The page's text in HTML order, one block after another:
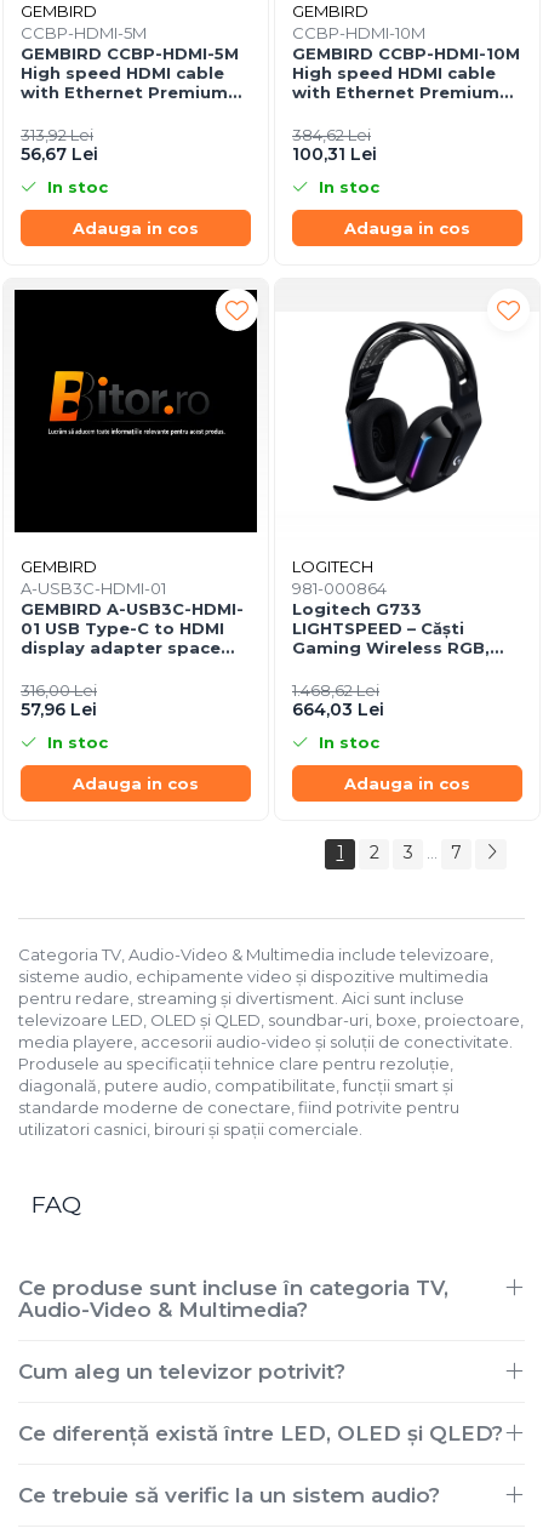
GEMBIRD
CCBP-HDMI-5M
GEMBIRD CCBP-HDMI-5M
High speed HDMI cable
with Ethernet Premium
313,92 Lei
56,67 Lei
In stoc
Adauga in cos
GEMBIRD
CCBP-HDMI-10M
GEMBIRD CCBP-HDMI-10M
High speed HDMI cable
with Ethernet Premium
384,62 Lei
100,31 Lei
In stoc
Adauga in cos
GEMBIRD
A-USB3C-HDMI-01
GEMBIRD A-USB3C-HDMI-
01 USB Type-C to HDMI
display adapter space
316,00 Lei
57,96 Lei
In stoc
Adauga in cos
LOGITECH
981-000864
Logitech G733
LIGHTSPEED – Căști
Gaming Wireless RGB,
29h, Black
1.468,62 Lei
664,03 Lei
In stoc
Adauga in cos
1 2 3 7
Categoria TV, Audio-Video & Multimedia include televizoare,
sisteme audio, echipamente video și dispozitive multimedia
pentru redare, streaming și divertisment. Aici sunt incluse
televizoare LED, OLED și QLED, soundbar-uri, boxe, proiectoare,
media playere, accesorii audio-video și soluții de conectivitate.
Produsele au specificații tehnice clare pentru rezoluție,
diagonală, putere audio, compatibilitate, funcții smart și
standarde moderne de conectare, fiind potrivite pentru
utilizatori casnici, birouri și spații comerciale.
FAQ
Ce produse sunt incluse în categoria TV,
Audio-Video & Multimedia?
Cum aleg un televizor potrivit?
Ce diferență există între LED, OLED și QLED?
Ce trebuie să verific la un sistem audio?